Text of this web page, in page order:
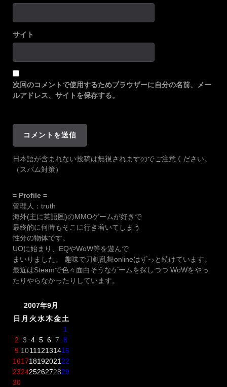
サイト
次回のコメントで使用するためブラウザーに自分の名前、メー
ルアドレス、サイトを保存する。
日本語が含まれない投稿は無視されますのでご注意ください。
（スパム対策）
= Profile =
管理人：truth
海外(主に英語圏)のMMOゲームが好きで
最終的に何時もそこに行き着いてしまう
性分の物体です。
UOに始まり、EQやWoW等を遊んで
まいりました。 趣味で刀剣乱舞onlineはずっと続けています。
最近はSteamで色々面白そうなゲームを探しつつ WoWをやっ
たりやらなかったりしています。
2007年9月
日 月 火水木金土
1
2 3 4 5 6 7 8
9 1011 12131415
161718192021 22
23242526272829
30